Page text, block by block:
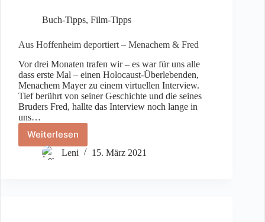
Buch-Tipps, Film-Tipps
Aus Hoffenheim deportiert – Menachem & Fred
Vor drei Monaten trafen wir – es war für uns alle
dass erste Mal – einen Holocaust-Überlebenden,
Menachem Mayer zu einem virtuellen Interview.
Tief berührt von seiner Geschichte und die seines
Bruders Fred, hallte das Interview noch lange in
uns…
Weiterlesen
Aus
Hoffenheim
deportiert
Leni 15. März 2021